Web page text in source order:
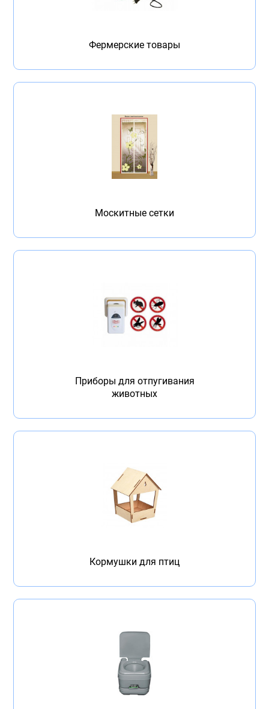
Фермерские товары
Москитные сетки
Приборы для отпугивания
животных
Кормушки для птиц